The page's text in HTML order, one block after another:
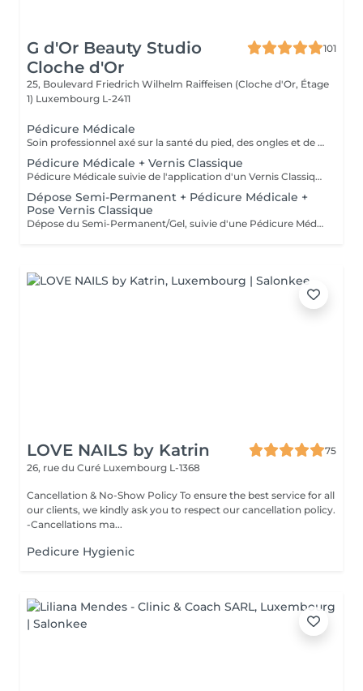
G d'Or Beauty Studio
Cloche d'Or
101
25, Boulevard Friedrich Wilhelm Raiffeisen (Cloche d'Or, Étage
1) Luxembourg L-2411
Pédicure Médicale
Soin professionnel axé sur la santé du pied, des ongles et de la peau, avec traitement des ongles incarnés, cors, durillons et callosités. Sans application de vernis.
Pédicure Médicale + Vernis Classique
Pédicure Médicale suivie de l'application d'un Vernis Classique. Convient aux clientes souhaitant un soin médical avec une finition Classique.
Dépose Semi-Permanent + Pédicure Médicale +
Pose Vernis Classique
Dépose du Semi-Permanent/Gel, suivie d'une Pédicure Médicale et de l'application d'un nouveau Semi-Permanent sur les ongles des pieds. Recommandé lorsque du Semi-Permanent est déjà présent.
LOVE NAILS by Katrin
75
26, rue du Curé Luxembourg L-1368
Cancellation & No-Show Policy To ensure the best service for all
our clients, we kindly ask you to respect our cancellation policy.
-Cancellations ma...
Pedicure Hygienic